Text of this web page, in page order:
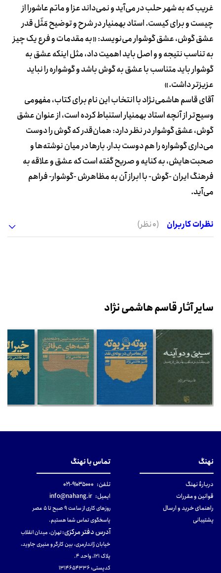
غریب که به شهر حلب در می‌آید و نمی‌داند عزا و ماتم عاشورا از
چیست و برای کیست. استاد بهمنیار در شرح و توضیح مَثَل قدر
عشق گوش، عشق گوشوار می‌نویسد: «به مقدمات و فرع یک چیز
به تناسب نتیجه و و اصل باید اهمیت داد، مثل اینکه عشق به
گوشوار باید متناسب با عشق به گوش باشد و گوشواره را نباید
عزیزتر داشت.»
آقای قاسم هاشمی‌نژاد با انتخاب این نام برای کتاب، مفهومی
وسیع‌تر از آنچه استاد بهمنیار استنباط کرده است، از عنوان عشق
گوش، عشق گوشوار در نظر دارد: همان‌قدر که گوش را دوست
می‌داری گوشواره را هم دوست بدار. بارها در میان نوشته‌ها و
صحبت‌هایش، به کنایه و صریح گفته است که عشق و علاقه به
فرهنگ ایران -گوش- با ابراز آن به مظاهرش -گوشوار- فراهم
می‌آید.
نظرات کاربران (0 نظر)
سایر آثار قاسم هاشمی نژاد
نهنگ
دربارهٔ نهنگ
قوانین و مقررات
راهنمای خرید و ارسال
پشتیبانی
تماس با نهنگ
تلفن: ۹۱۰۳۵۰۰۰-۰۲۱
ایمیل: info@nahang.ir
روزهای کاری از ساعت ۹ صبح تا ۵ عصر
پاسخگوی تماس شما هستیم.
آدرس دفتر مرکزی:تهران، میدان انقلاب
خیابان ژاندارمری، بین کارگر و منیری جاوید،
پلاک 121، واحد ۴.
کدپستی: 131465433۶